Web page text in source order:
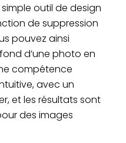
outil de design
de suppression
pouvez ainsi
d’une photo en
compétence
avec un
et les résultats sont
des images